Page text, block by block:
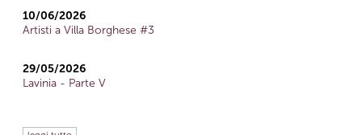
10/06/2026
Artisti a Villa Borghese #3
29/05/2026
Lavinia - Parte V